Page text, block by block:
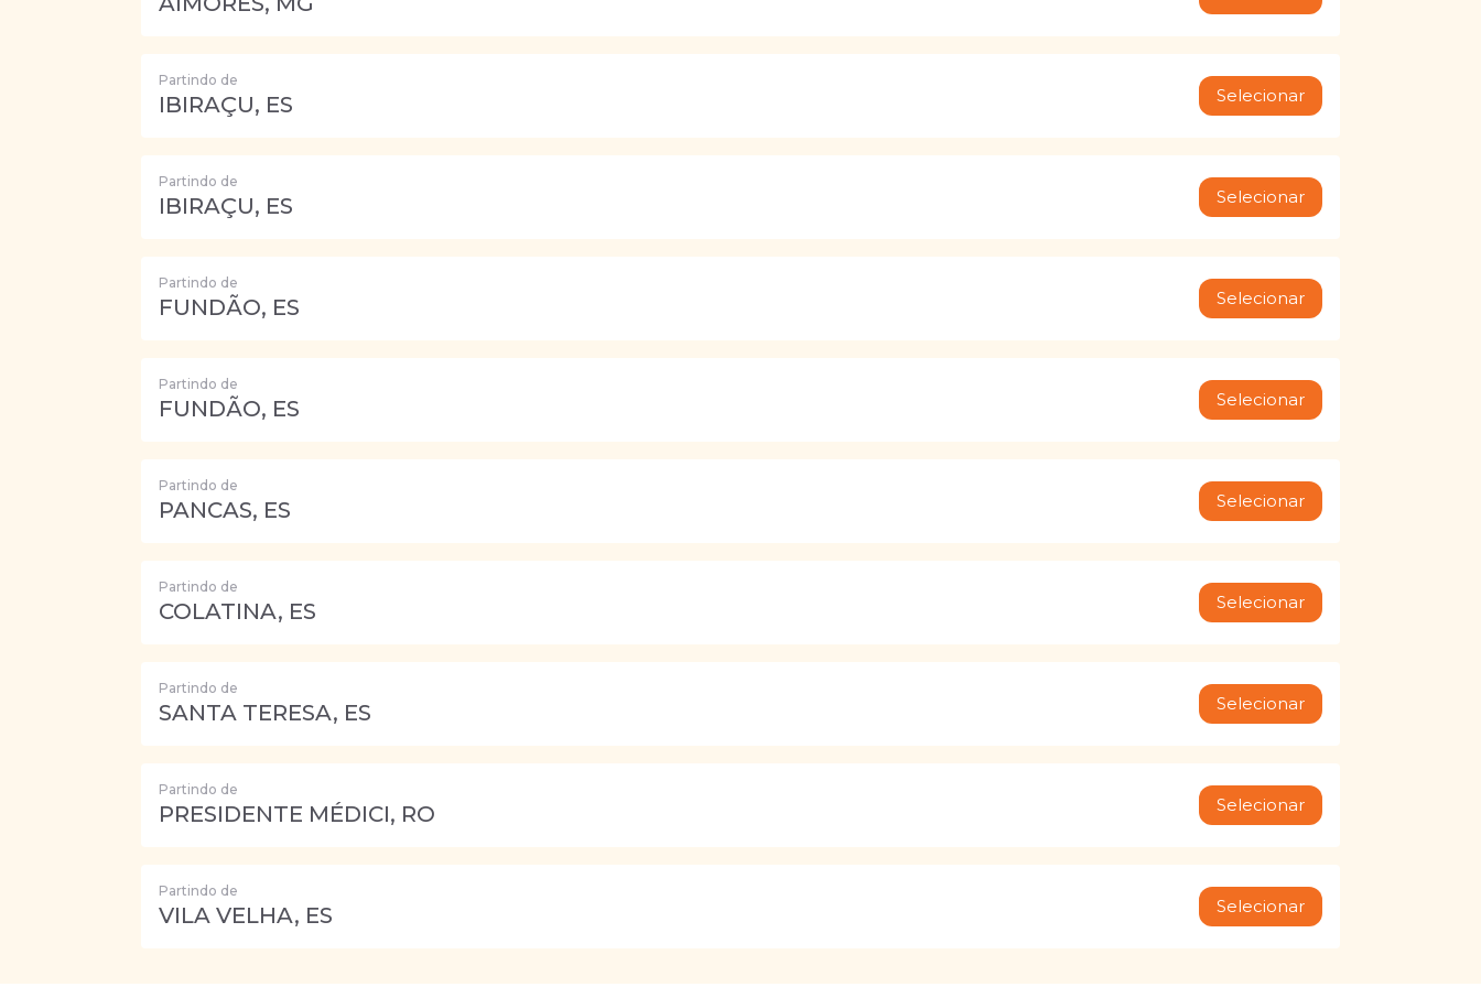
Partindo de
IBIRAÇU, ES Selecionar
Partindo de
IBIRAÇU, ES Selecionar
Partindo de
FUNDÃO, ES Selecionar
Partindo de
FUNDÃO, ES Selecionar
Partindo de
PANCAS, ES Selecionar
Partindo de
COLATINA, ES Selecionar
Partindo de
SANTA TERESA, ES Selecionar
Partindo de
PRESIDENTE MÉDICI, RO Selecionar
Partindo de
VILA VELHA, ES Selecionar